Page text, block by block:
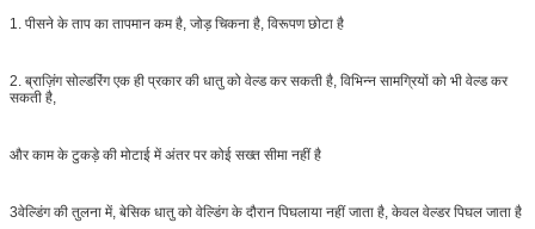
1. पीसने के ताप का तापमान कम है, जोड़ चिकना है, विरूपण छोटा है
2. ब्राज़िंग सोल्डरिंग एक ही प्रकार की धातु को वेल्ड कर सकती है, विभिन्न सामग्रियों को भी वेल्ड कर
सकती है,
और काम के टुकड़े की मोटाई में अंतर पर कोई सख्त सीमा नहीं है
3वेल्डिंग की तुलना में, बेसिक धातु को वेल्डिंग के दौरान पिघलाया नहीं जाता है, केवल वेल्डर पिघल जाता है